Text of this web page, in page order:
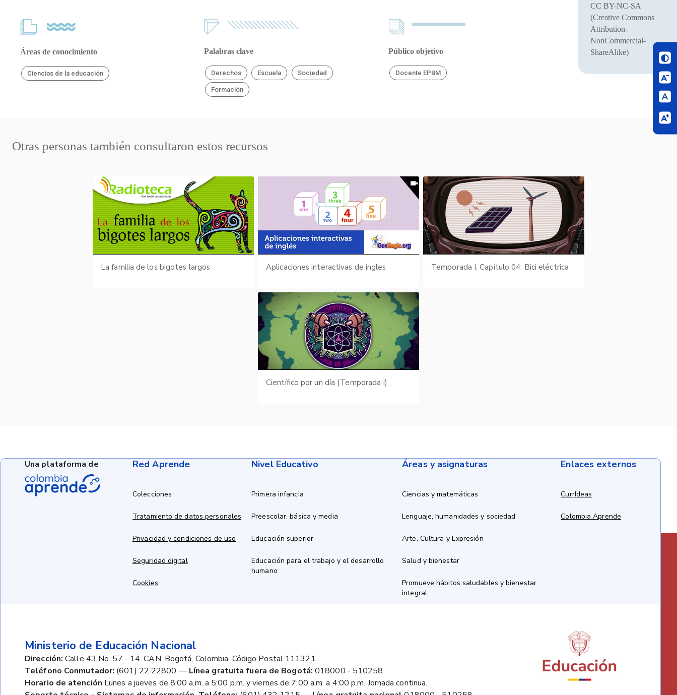
Áreas de conocimiento
Ciencias de la educación
Palabras clave
Derechos Escuela Sociedad
Formación
Público objetivo
Docente EPBM
CC BY-NC-SA
(Creative Commons
Attribution-
NonCommercial-
ShareAlike)
Otras personas también consultaron estos recursos
La familia de los bigotes largos Aplicaciones interactivas de ingles Temporada I. Capítulo 04: Bici eléctrica
Científico por un día (Temporada I)
Red Aprende
Colecciones
Tratamiento de datos personales
Privacidad y condiciones de uso
Seguridad digital
Cookies
Nivel Educativo
Primera infancia
Preescolar, básica y media
Educación superior
Educación para el trabajo y el desarrollo
humano
Áreas y asignaturas
Ciencias y matemáticas
Lenguaje, humanidades y sociedad
Arte, Cultura y Expresión
Salud y bienestar
Promueve hábitos saludables y bienestar
integral
Enlaces externos
CurrIdeas
Colombia Aprende
Ministerio de Educación Nacional
Dirección: Calle 43 No. 57 - 14. CAN. Bogotá, Colombia. Código Postal 111321.
Teléfono Conmutador: (601) 22 22800 — Línea gratuita fuera de Bogotá: 018000 - 510258
Horario de atención Lunes a jueves de 8:00 a.m. a 5:00 p.m. y viernes de 7:00 a.m. a 4:00 p.m. Jornada continua.
Una plataforma de